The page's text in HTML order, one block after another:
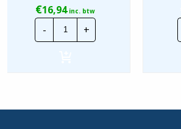
€16,94inc. btw
-
Spiraalbundelband
Zwart
|
+